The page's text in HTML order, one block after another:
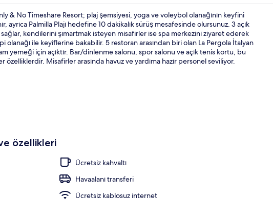
Görülecek yer
& No Timeshare Resort; plaj şemsiyesi, yoga ve voleybol olanağının keyfini
ayrıca Palmilla Plajı hedefine 10 dakikalık sürüş mesafesinde olursunuz. 3 açık
kendilerini şımartmak isteyen misafirler ise spa merkezini ziyaret ederek
olanağı ile keyiflerine bakabilir. 5 restoran arasından biri olan La Pergola İtalyan
yemeği için açıktır. Bar/dinlenme salonu, spor salonu ve açık tenis kortu, bu
Misafirler arasında havuz ve yardıma hazır personel seviliyor.
özellikleri
Ücretsiz kahvaltı
Havaalanı transferi
Ücretsiz kablosuz internet